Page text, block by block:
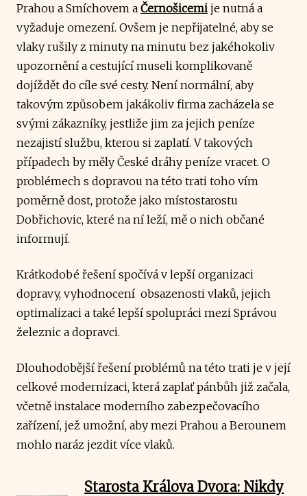
Prahou a Smíchovem a Černošicemi je nutná a
vyžaduje omezení. Ovšem je nepřijatelné, aby se
vlaky rušily z minuty na minutu bez jakéhokoliv
upozornění a cestující museli komplikovaně
dojíždět do cíle své cesty. Není normální, aby
takovým způsobem jakákoliv firma zacházela se
svými zákazníky, jestliže jim za jejich peníze
nezajistí službu, kterou si zaplatí. V takových
případech by měly České dráhy peníze vracet. O
problémech s dopravou na této trati toho vím
poměrně dost, protože jako místostarostu
Dobřichovic, které na ní leží, mě o nich občané
informují.
Krátkodobé řešení spočívá v lepší organizaci
dopravy, vyhodnocení obsazenosti vlaků, jejich
optimalizaci a také lepší spolupráci mezi Správou
železnic a dopravci.
Dlouhodobější řešení problémů na této trati je v její
celkové modernizaci, která zaplať pánbůh již začala,
včetně instalace moderního zabezpečovacího
zařízení, jež umožní, aby mezi Prahou a Berounem
mohlo naráz jezdit více vlaků.
Starosta Králova Dvora: Nikdy